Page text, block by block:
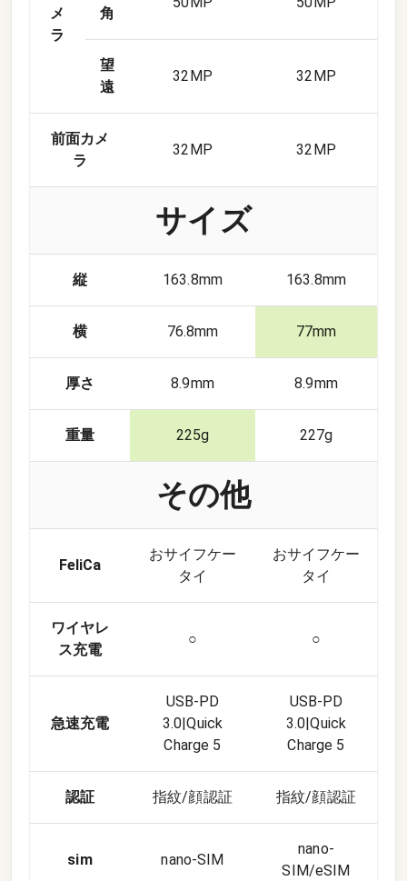
メ
ラ
角
望
遠
32 MP 32 MP
前面カメ
ラ
32 MP 32 MP
サイズ
縦 163.8mm 163.8mm
横 76.8mm 77mm
厚さ 8.9mm 8.9mm
重量 225g 227g
その他
FeliCa
おサイフケー
タイ
おサイフケー
タイ
ワイヤレ
ス充電
○ ○
急速充電
USB-PD
3.0|Quick
Charge 5
USB-PD
3.0|Quick
Charge 5
認証 指紋/顔認証 指紋/顔認証
sim nano-SIM
nano-
SIM/eSIM